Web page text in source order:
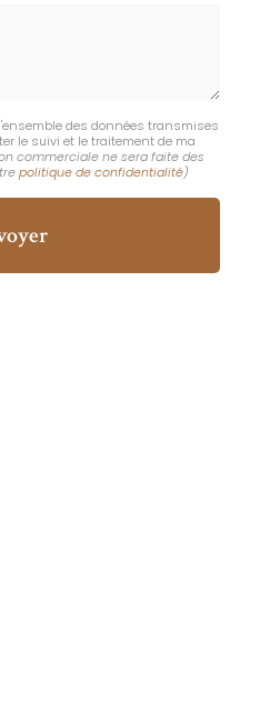
des données transmises
le suivi et le traitement de ma
commerciale ne sera faite des
politique de confidentialité)